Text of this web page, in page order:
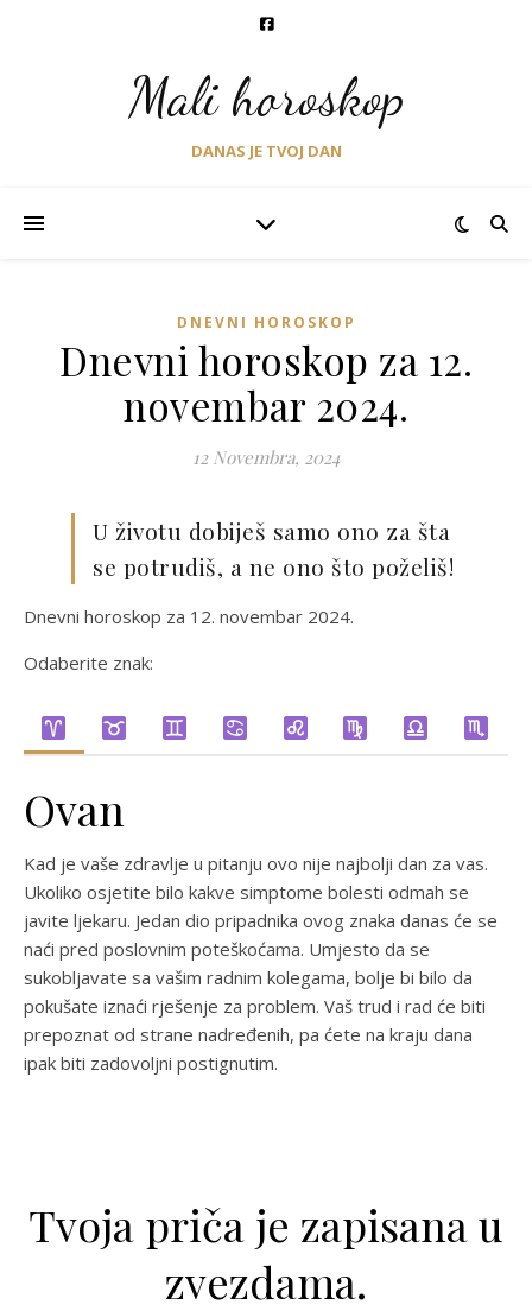
Mali horoskop
DANAS JE TVOJ DAN
DNEVNI HOROSKOP
Dnevni horoskop za 12.
novembar 2024.
12 Novembra, 2024
U životu dobiješ samo ono za šta
se potrudiš, a ne ono što poželiš!
Dnevni horoskop za 12. novembar 2024.
Odaberite znak:
Ovan
Kad je vaše zdravlje u pitanju ovo nije najbolji dan za vas.
Ukoliko osjetite bilo kakve simptome bolesti odmah se
javite ljekaru. Jedan dio pripadnika ovog znaka danas će se
naći pred poslovnim poteškoćama. Umjesto da se
sukobljavate sa vašim radnim kolegama, bolje bi bilo da
pokušate iznaći rješenje za problem. Vaš trud i rad će biti
prepoznat od strane nadređenih, pa ćete na kraju dana
ipak biti zadovoljni postignutim.
Tvoja priča je zapisana u
zvezdama.